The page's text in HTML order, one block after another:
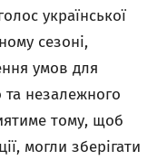
української
сезоні,
умов для
незалежного
тому, щоб
могли зберігати